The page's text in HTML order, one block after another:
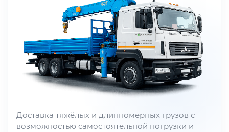
Доставка тяжёлых и длинномерных грузов с
возможностью самостоятельной погрузки и